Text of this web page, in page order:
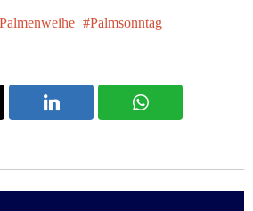
Palmenweihe
Palmsonntag